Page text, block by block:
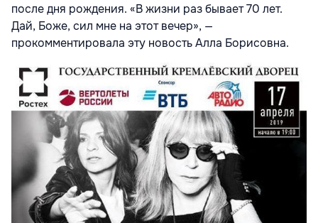
после дня рождения. «В жизни раз бывает 70 лет.
Дай, Боже, сил мне на этот вечер», —
прокомментировала эту новость Алла Борисовна.